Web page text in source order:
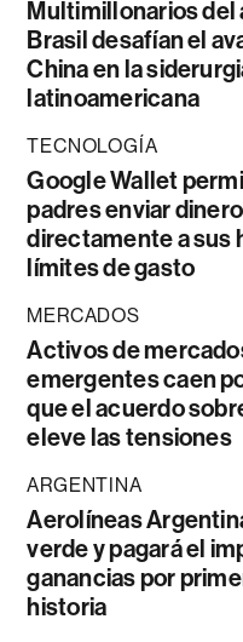
Multimillonarios del
Brasil desafían el
China en la
latinoamericana
TECNOLOGÍA
Google Wallet
padres enviar dinero
directamente a sus
límites de gasto
MERCADOS
Activos de
emergentes caen
que el acuerdo
eleve las tensiones
ARGENTINA
Aerolíneas
verde y pagará el
ganancias por
historia